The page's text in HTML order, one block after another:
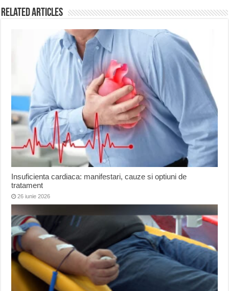
Related Articles
Insuficienta cardiaca: manifestari, cauze si optiuni de
tratament
26 iunie 2026